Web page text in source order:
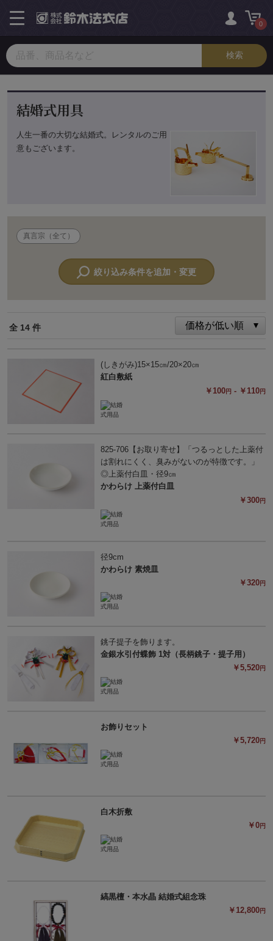
0
toggle
navigation
結婚式用具
人生一番の大切な結婚式。レンタルのご用
意もございます。
真言宗（全て）
絞り込み条件を追加・変更
全 14 件
(しきがみ)15×15㎝/20×20㎝
紅白敷紙
￥100円 - ￥110円
825-706【お取り寄せ】「つるっとした上薬付
は割れにくく、臭みがないのが特徴です。」
◎上薬付白皿・径9㎝
かわらけ 上薬付白皿
￥300円
径9cm
かわらけ 素焼皿
￥320円
銚子提子を飾ります。
金銀水引付蝶飾 1対（長柄銚子・提子用）
￥5,520円
お飾りセット
￥5,720円
白木折敷
￥0円
縞黒檀・本水晶 結婚式組念珠
￥12,800円